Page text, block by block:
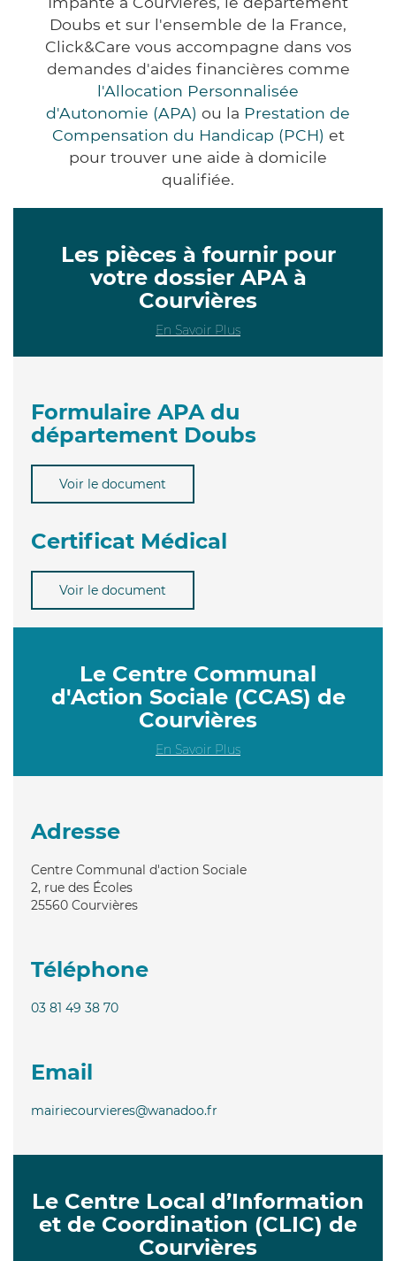
Doubs et sur l'ensemble de la France,
Click&Care vous accompagne dans vos
demandes d'aides financières comme
l'Allocation Personnalisée
d'Autonomie (APA) ou la Prestation de
Compensation du Handicap (PCH) et
pour trouver une aide à domicile
qualifiée.
Les pièces à fournir pour
votre dossier APA à
Courvières
En Savoir Plus
Formulaire APA du
département Doubs
Voir le document
Certificat Médical
Voir le document
Le Centre Communal
d'Action Sociale (CCAS) de
Courvières
En Savoir Plus
Adresse
Centre Communal d'action Sociale
2, rue des Écoles
25560 Courvières
Téléphone
03 81 49 38 70
Email
mairiecourvieres@wanadoo.fr
Le Centre Local d’Information
et de Coordination (CLIC) de
Courvières